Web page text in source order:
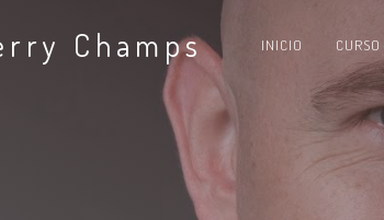
Champs INICIO